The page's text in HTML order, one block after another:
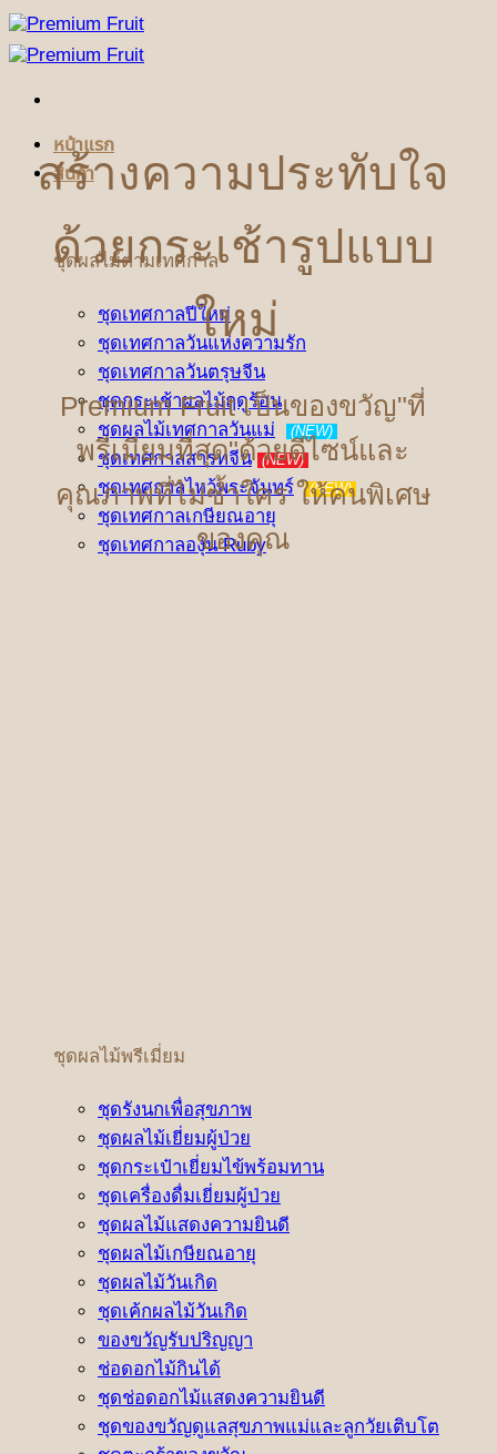
ข้าม
ไป
เนื้อหา
หน้าแรก
สินค้า
ชุดผลไม้ตามเทศกาล
ชุดเทศกาลปีใหม่
ชุดเทศกาลวันแห่งความรัก
ชุดเทศกาลวันตรุษจีน
ชุดกระเช้าผลไม้ฤดูร้อน
ชุดผลไม้เทศกาลวันแม่
(NEW)
ชุดเทศกาลสารทจีน (NEW)
ชุดเทศกาลไหว้พระจันทร์ (NEW)
ชุดเทศกาลเกษียณอายุ
ชุดเทศกาลองุ่น Ruby
ชุดผลไม้พรีเมี่ยม
ชุดรังนกเพื่อสุขภาพ
ชุดผลไม้เยี่ยมผู้ป่วย
ชุดกระเป๋าเยี่ยมไข้พร้อมทาน
ชุดเครื่องดื่มเยี่ยมผู้ป่วย
ชุดผลไม้แสดงความยินดี
ชุดผลไม้เกษียณอายุ
ชุดผลไม้วันเกิด
ชุดเค้กผลไม้วันเกิด
ของขวัญรับปริญญา
ช่อดอกไม้กินได้
ชุดช่อดอกไม้แสดงความยินดี
ชุดของขวัญดูแลสุขภาพแม่และลูกวัยเติบโต
สร้างความประทับใจ
ด้วยกระเช้ารูปแบบ
ใหม่
Premium Fruit เป็นของขวัญ"ที่
พรีเมียมที่สุด"ด้วยดีไซน์และ
คุณภาพที่ไม่ซ้ำใคร ให้คนพิเศษ
ของคุณ